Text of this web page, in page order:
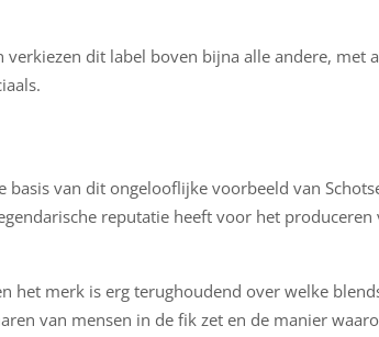
dit label boven bijna alle andere, met
van dit ongelooflijke voorbeeld van
reputatie heeft voor het
het merk is erg terughoudend over welke
van mensen in de fik zet en de manier